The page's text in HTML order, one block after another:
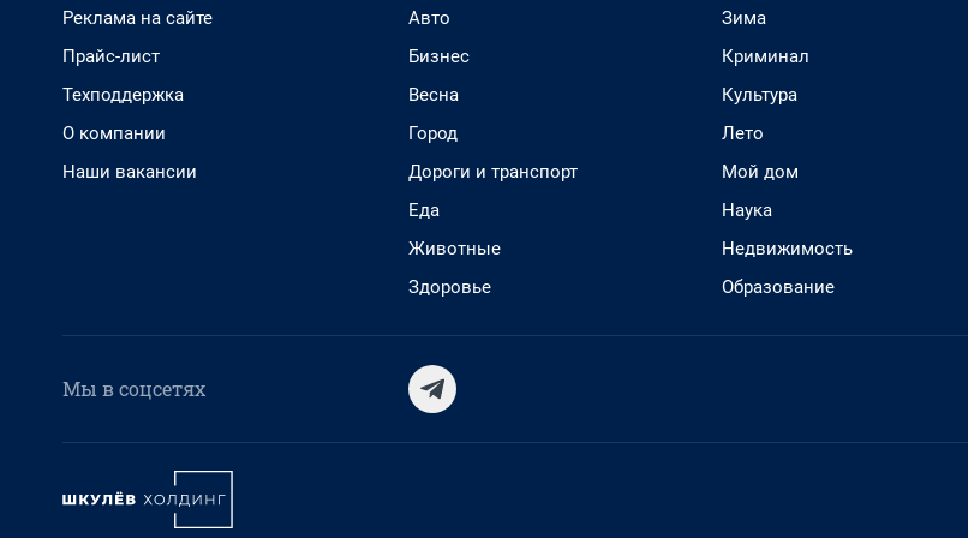
Реклама на сайте
Прайс-лист
Техподдержка
О компании
Наши вакансии
Авто
Бизнес
Весна
Город
Дороги и транспорт
Еда
Животные
Здоровье
Зима
Криминал
Культура
Лето
Мой дом
Наука
Недвижимость
Образование
Мы в соцсетях